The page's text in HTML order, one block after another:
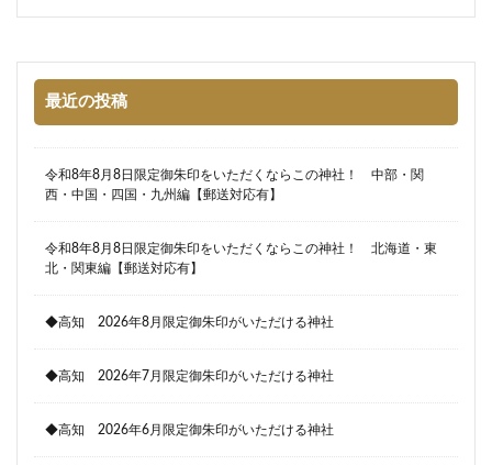
最近の投稿
令和8年8月8日限定御朱印をいただくならこの神社！ 中部・関
西・中国・四国・九州編【郵送対応有】
令和8年8月8日限定御朱印をいただくならこの神社！ 北海道・東
北・関東編【郵送対応有】
◆高知 2026年8月限定御朱印がいただける神社
◆高知 2026年7月限定御朱印がいただける神社
◆高知 2026年6月限定御朱印がいただける神社